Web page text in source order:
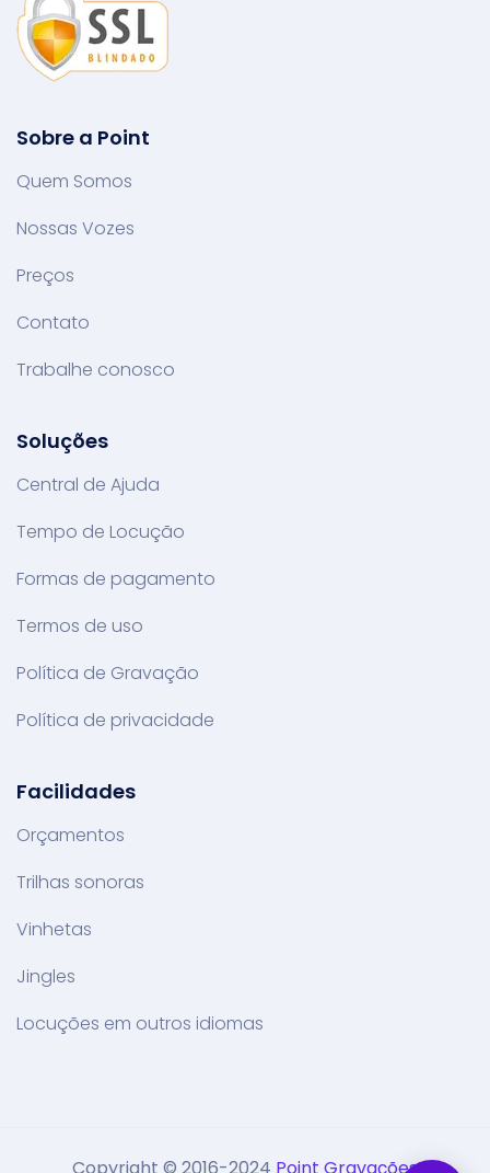
Sobre a Point
Quem Somos
Nossas Vozes
Preços
Contato
Trabalhe conosco
Soluções
Central de Ajuda
Tempo de Locução
Formas de pagamento
Termos de uso
Política de Gravação
Política de privacidade
Facilidades
Orçamentos
Trilhas sonoras
Vinhetas
Jingles
Locuções em outros idiomas
Copyright © 2016-2024 Point Gravações